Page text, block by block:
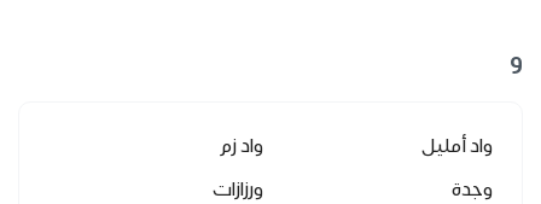
و
واد أمليل
واد زم
وجدة
ورزازات